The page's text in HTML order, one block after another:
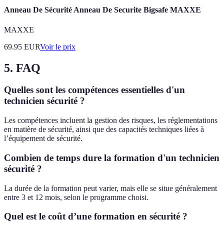
Anneau De Sécurité Anneau De Securite Bigsafe MAXXE
MAXXE
69.95 EURVoir le prix
5. FAQ
Quelles sont les compétences essentielles d'un
technicien sécurité ?
Les compétences incluent la gestion des risques, les réglementations
en matière de sécurité, ainsi que des capacités techniques liées à
l’équipement de sécurité.
Combien de temps dure la formation d'un technicien
sécurité ?
La durée de la formation peut varier, mais elle se situe généralement
entre 3 et 12 mois, selon le programme choisi.
Quel est le coût d’une formation en sécurité ?